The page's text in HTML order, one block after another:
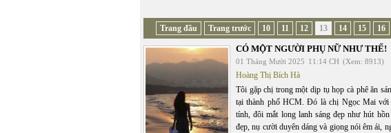
Trang đầu Trang trước 10 11 12 13 14 15 16
CÓ MỘT NGƯỜI PHỤ NỮ NHƯ THẾ!
01 Tháng Mười 2025 11:14 CH (Xem: 8913)
Hoàng Thị Bích Hà
Tôi gặp chị trong một dịp tụ họp cà phê ăn
tại thành phố HCM. Đó là chị Ngọc Mai với
tính, đôi mắt long lanh sáng đẹp như hút
đẹp, nụ cười duyên dáng và giọng nói êm ái,